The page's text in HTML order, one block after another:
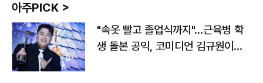
아주PICK >
"속옷 빨고 졸업식까지"…근육병 학
생 돌본 공익, 코미디언 김규원이었